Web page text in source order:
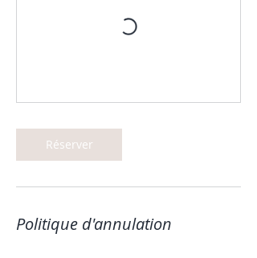
Réserver
Politique d'annulation